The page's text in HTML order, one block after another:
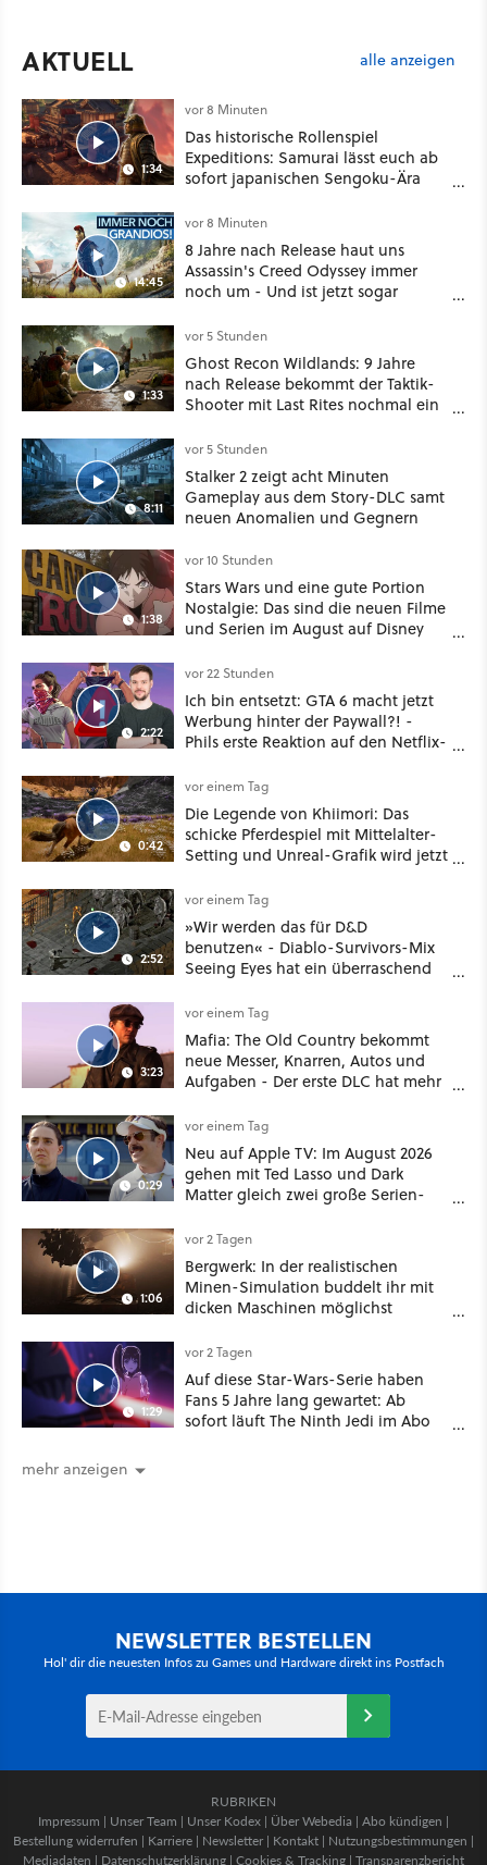
AKTUELL alle anzeigen
1:34
vor 8 Minuten
Das historische Rollenspiel
Expeditions: Samurai lässt euch ab
sofort japanischen Sengoku-Ära
oder Diplomatie
14:45
vor 8 Minuten
8 Jahre nach Release haut uns
Assassin's Creed Odyssey immer
noch um - Und ist jetzt sogar
1:33
vor 5 Stunden
Ghost Recon Wildlands: 9 Jahre
nach Release bekommt der Taktik-
Shooter mit Last Rites nochmal ein
8:11
vor 5 Stunden
Stalker 2 zeigt acht Minuten
Gameplay aus dem Story-DLC samt
neuen Anomalien und Gegnern
1:38
vor 10 Stunden
Stars Wars und eine gute Portion
Nostalgie: Das sind die neuen Filme
und Serien im August auf Disney
2:22
vor 22 Stunden
Ich bin entsetzt: GTA 6 macht jetzt
Werbung hinter der Paywall?! -
Phils erste Reaktion auf den Netflix-
0:42
vor einem Tag
Die Legende von Khiimori: Das
schicke Pferdespiel mit Mittelalter-
Setting und Unreal-Grafik wird jetzt
2:52
vor einem Tag
»Wir werden das für D&D
benutzen« - Diablo-Survivors-Mix
Seeing Eyes hat ein überraschend
3:23
vor einem Tag
Mafia: The Old Country bekommt
neue Messer, Knarren, Autos und
Aufgaben - Der erste DLC hat mehr
0:29
vor einem Tag
Neu auf Apple TV: Im August 2026
gehen mit Ted Lasso und Dark
Matter gleich zwei große Serien-
1:06
vor 2 Tagen
Bergwerk: In der realistischen
Minen-Simulation buddelt ihr mit
dicken Maschinen möglichst
1:29
vor 2 Tagen
Auf diese Star-Wars-Serie haben
Fans 5 Jahre lang gewartet: Ab
sofort läuft The Ninth Jedi im Abo
mehr anzeigen
NEWSLETTER BESTELLEN
Hol' dir die neuesten Infos zu Games und Hardware direkt ins Postfach
RUBRIKEN
Impressum | Unser Team | Unser Kodex | Über Webedia | Abo kündigen |
Bestellung widerrufen | Karriere | Newsletter | Kontakt | Nutzungsbestimmungen |
Mediadaten | Datenschutzerklärung | Cookies & Tracking | Transparenzbericht